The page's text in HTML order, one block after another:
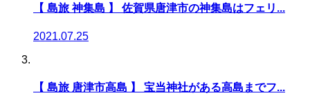
【 島旅 神集島 】 佐賀県唐津市の神集島はフェリ...
2021.07.25
【 島旅 唐津市高島 】 宝当神社がある高島までフ...